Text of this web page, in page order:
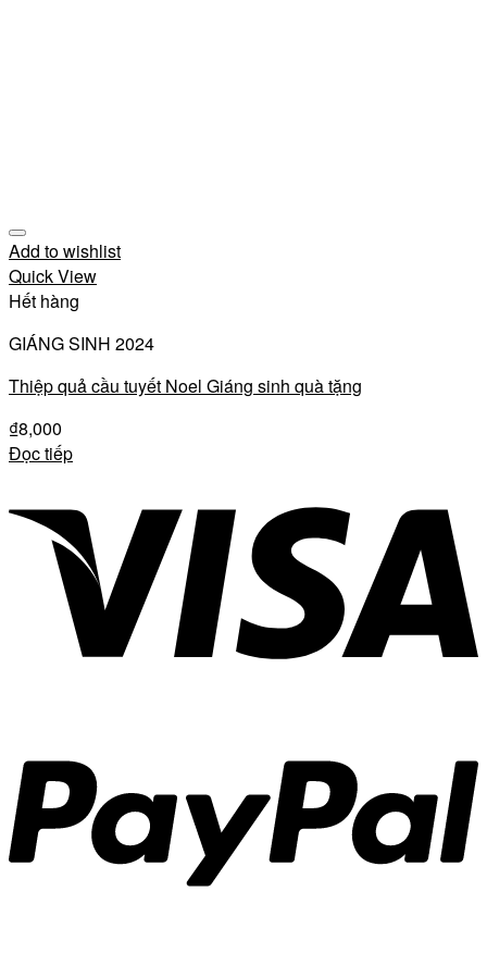
Add to wishlist
Quick View
Hết hàng
GIÁNG SINH 2024
Thiệp quả cầu tuyết Noel Giáng sinh quà tặng
₫8,000
Đọc tiếp